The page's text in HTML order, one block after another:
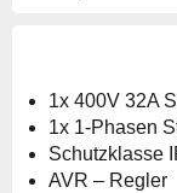
1x 400V 32A
1x 1-Phasen
Schutzklasse
AVR – Regler